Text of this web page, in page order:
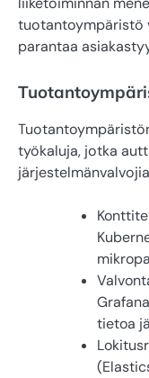
tuotantoympäristö
parantaa
työkaluja, jotka
tietoa